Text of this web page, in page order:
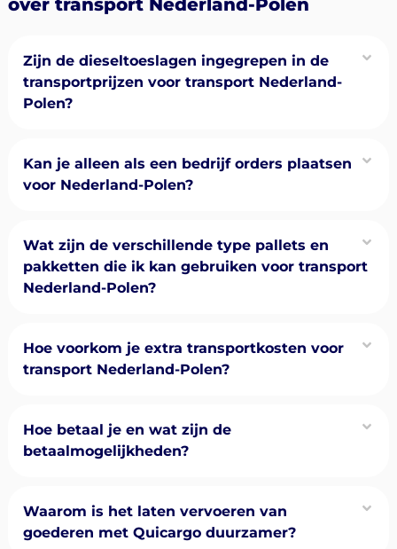
Zijn de dieseltoeslagen ingegrepen in de
transportprijzen voor transport Nederland-
Polen?
Kan je alleen als een bedrijf orders plaatsen
voor Nederland-Polen?
Wat zijn de verschillende type pallets en
pakketten die ik kan gebruiken voor transport
Nederland-Polen?
Hoe voorkom je extra transportkosten voor
transport Nederland-Polen?
Hoe betaal je en wat zijn de
betaalmogelijkheden?
Waarom is het laten vervoeren van
goederen met Quicargo duurzamer?